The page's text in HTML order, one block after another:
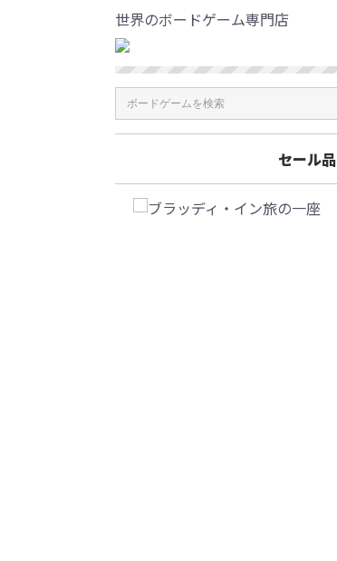
世界のボードゲーム専門店
セール品